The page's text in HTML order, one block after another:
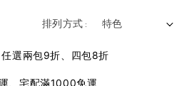
排列方式 :
選兩包9折、四包8折
、宅配滿1000免運